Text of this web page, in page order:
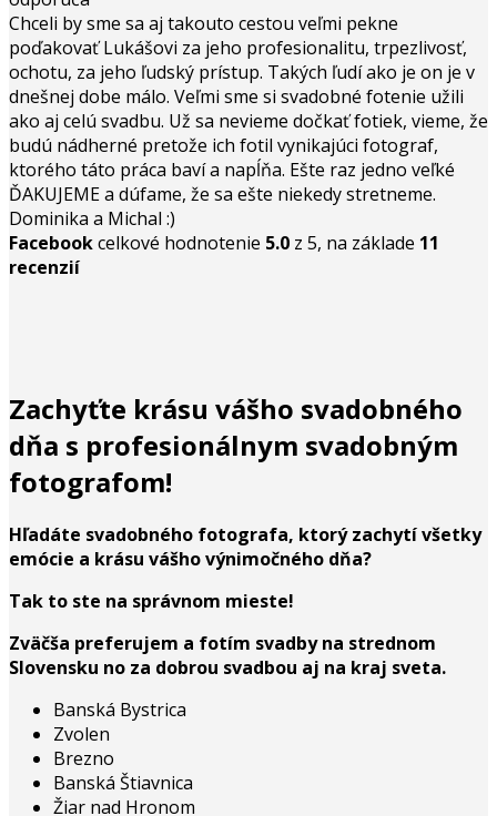
Chceli by sme sa aj takouto cestou veľmi pekne
poďakovať Lukášovi za jeho profesionalitu, trpezlivosť,
ochotu, za jeho ľudský prístup. Takých ľudí ako je on je v
dnešnej dobe málo. Veľmi sme si svadobné fotenie užili
ako aj celú svadbu. Už sa nevieme dočkať fotiek, vieme, že
budú nádherné pretože ich fotil vynikajúci fotograf,
ktorého táto práca baví a napĺňa. Ešte raz jedno veľké
ĎAKUJEME a dúfame, že sa ešte niekedy stretneme.
Dominika a Michal :)
Facebookcelkové hodnotenie 5.0 z 5, na základe 11
recenzií
Zachyťte krásu vášho svadobného
dňa s profesionálnym svadobným
fotografom!
Hľadáte svadobného fotografa, ktorý zachytí všetky
emócie a krásu vášho výnimočného dňa?
Tak to ste na správnom mieste!
Zväčša preferujem a fotím svadby na strednom
Slovensku no za dobrou svadbou aj na kraj sveta.
Banská Bystrica
Zvolen
Brezno
Banská Štiavnica
Žiar nad Hronom